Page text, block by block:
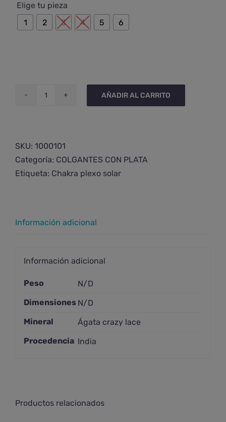
Elige tu pieza
1 2 3 4 5 6
crazy
lace
en
AÑADIR AL CARRITO
SKU: 1000101
Categoría: COLGANTES CON PLATA
Etiqueta: Chakra plexo solar
Información adicional
Información adicional
Peso
N/D
Dimensiones N/D
Mineral
Ágata crazy lace
Procedencia India
Productos relacionados